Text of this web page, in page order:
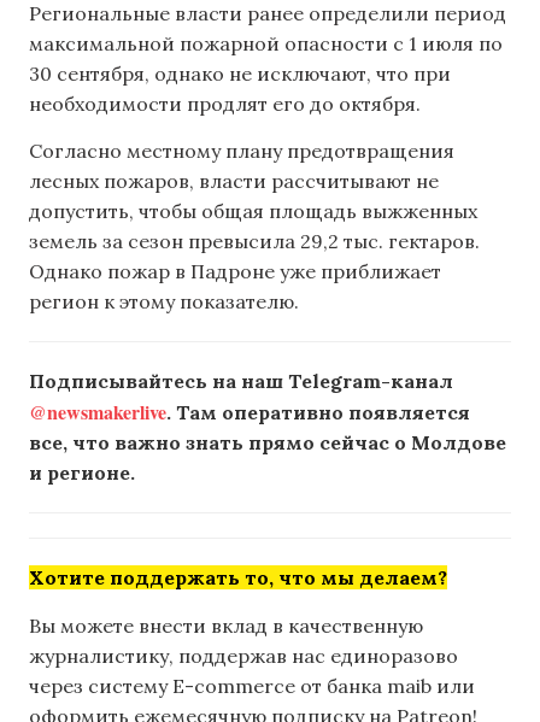
Региональные власти ранее определили период
максимальной пожарной опасности с 1 июля по
30 сентября, однако не исключают, что при
необходимости продлят его до октября.
Согласно местному плану предотвращения
лесных пожаров, власти рассчитывают не
допустить, чтобы общая площадь выжженных
земель за сезон превысила 29,2 тыс. гектаров.
Однако пожар в Падроне уже приближает
регион к этому показателю.
Подписывайтесь на наш Telegram-канал
@newsmakerlive. Там оперативно появляется
все, что важно знать прямо сейчас о Молдове
и регионе.
Хотите поддержать то, что мы делаем?
Вы можете внести вклад в качественную
журналистику, поддержав нас единоразово
через систему E-commerce от банка maib или
оформить ежемесячную подписку на Patreon!